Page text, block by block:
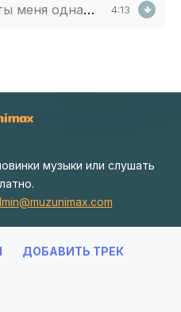
однажды позовешь 4:13
музыки или слушать
ДОБАВИТЬ ТРЕК